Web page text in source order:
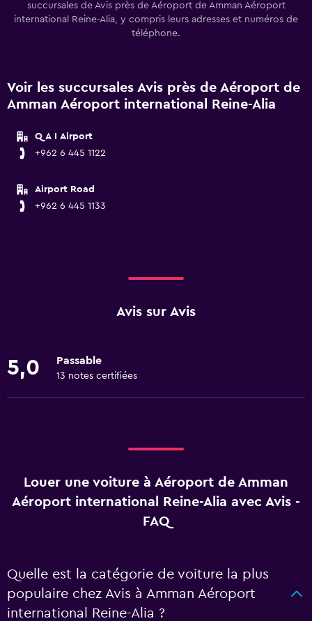
succursales de Avis près de Aéroport de Amman Aéroport
international Reine-Alia, y compris leurs adresses et numéros de
téléphone.
Voir les succursales Avis près de Aéroport de
Amman Aéroport international Reine-Alia
Q A I Airport
+962 6 445 1122
Airport Road
+962 6 445 1133
Avis sur Avis
5,0 Passable
13 notes certifiées
Louer une voiture à Aéroport de Amman
Aéroport international Reine-Alia avec Avis -
FAQ
Quelle est la catégorie de voiture la plus
populaire chez Avis à Amman Aéroport
international Reine-Alia ?